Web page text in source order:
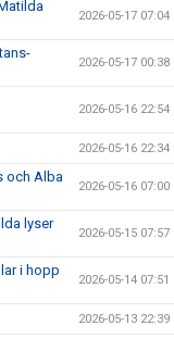
2026-05-17 07:04
2026-05-17 00:38
2026-05-16 22:54
2026-05-16 22:34
och Alba
2026-05-16 07:00
lyser
2026-05-15 07:57
i hopp
2026-05-14 07:51
2026-05-13 22:39